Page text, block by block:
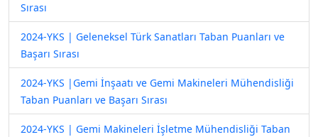
Sırası
2024-YKS | Geleneksel Türk Sanatları Taban Puanları ve
Başarı Sırası
2024-YKS |Gemi İnşaatı ve Gemi Makineleri Mühendisliği
Taban Puanları ve Başarı Sırası
2024-YKS | Gemi Makineleri İşletme Mühendisliği Taban